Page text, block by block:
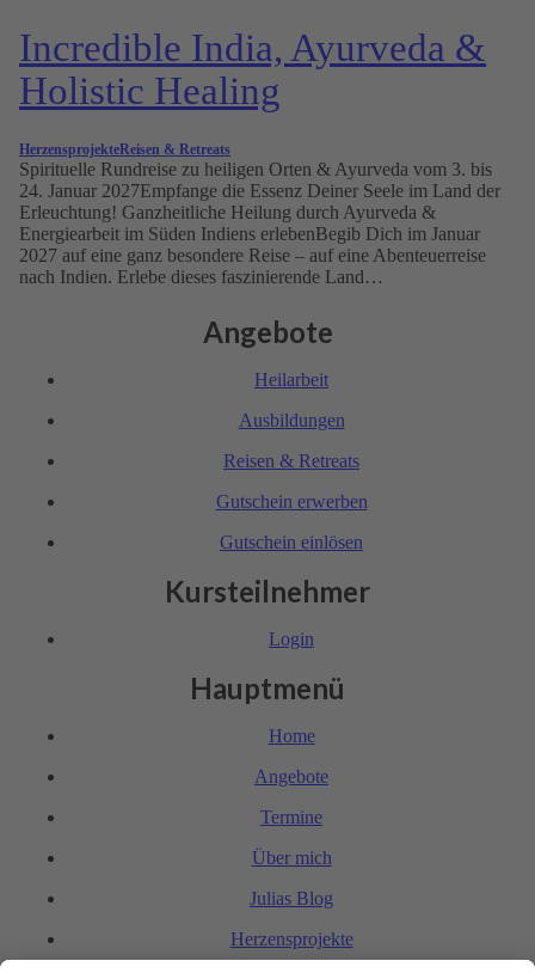
Incredible India, Ayurveda &
Holistic Healing
HerzensprojekteReisen & Retreats
Spirituelle Rundreise zu heiligen Orten & Ayurveda vom 3. bis
24. Januar 2027Empfange die Essenz Deiner Seele im Land der
Erleuchtung! Ganzheitliche Heilung durch Ayurveda &
Energiearbeit im Süden Indiens erlebenBegib Dich im Januar
2027 auf eine ganz besondere Reise – auf eine Abenteuerreise
nach Indien. Erlebe dieses faszinierende Land…
Angebote
Heil­arbeit
Ausbil­dungen
Reisen & Retreats
Gutschein erwerben
Gutschein einlösen
Kursteilnehmer
Login
Hauptmenü
Home
Angebote
Termine
Über mich
Julias Blog
Herzensprojekte